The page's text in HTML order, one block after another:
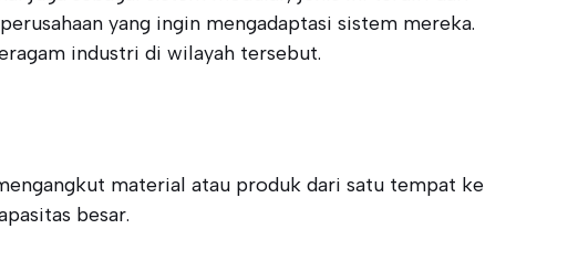
yang ingin mengadaptasi sistem mereka.
industri di wilayah tersebut.
material atau produk dari satu tempat ke
besar.